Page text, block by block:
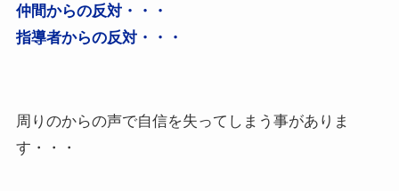
仲間からの反対・・・
指導者からの反対・・・
周りのからの声で自信を失ってしまう事がありま
す・・・